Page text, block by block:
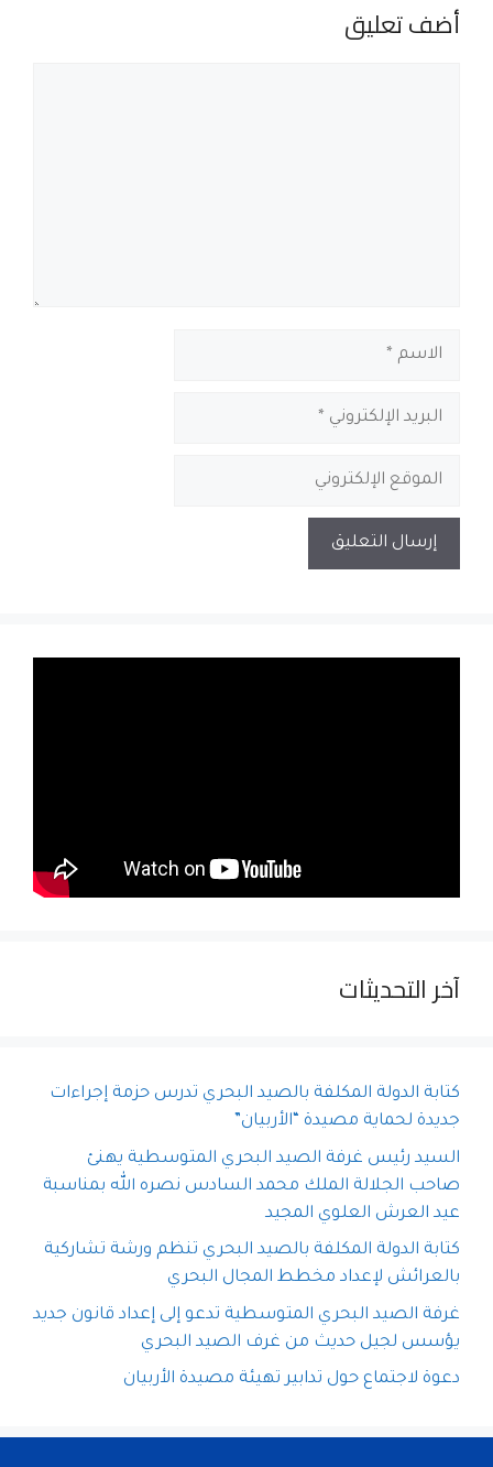
أضف تعليق
آخر التحديثات
كتابة الدولة المكلفة بالصيد البحري تدرس حزمة إجراءات
جديدة لحماية مصيدة “الأربيان”
السيد رئيس غرفة الصيد البحري المتوسطية يهنئ
صاحب الجلالة الملك محمد السادس نصره الله بمناسبة
عيد العرش العلوي المجيد
كتابة الدولة المكلفة بالصيد البحري تنظم ورشة تشاركية
بالعرائش لإعداد مخطط المجال البحري
غرفة الصيد البحري المتوسطية تدعو إلى إعداد قانون جديد
يؤسس لجيل حديث من غرف الصيد البحري
دعوة لاجتماع حول تدابير تهيئة مصيدة الأربيان